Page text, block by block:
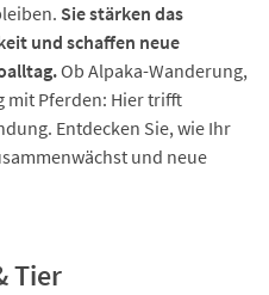
Sie stärken das
und schaffen neue
Ob Alpaka-Wanderung,
mit Pferden: Hier trifft
Entdecken Sie, wie Ihr
und neue
Tier